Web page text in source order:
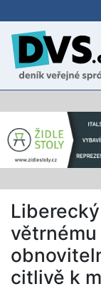
větrnému
citlivě k